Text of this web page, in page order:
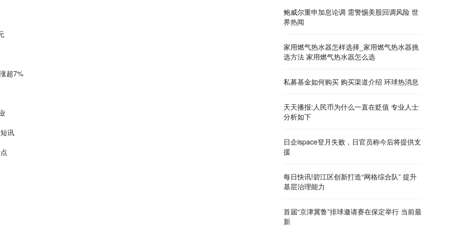
超7%
讯
鲍威尔重申加息论调 需警惕美股回调风险 世
界热闻
家用燃气热水器怎样选择_家用燃气热水器挑
选方法 家用燃气热水器怎么选
私募基金如何购买 购买渠道介绍 环球热消息
天天播报:人民币为什么一直在贬值 专业人士
分析如下
日企ispace登月失败，日官员称今后将提供支
援
每日快讯!碧江区创新打造“网格综合队” 提升
基层治理能力
首届“京津冀鲁”排球邀请赛在保定举行 当前最
新